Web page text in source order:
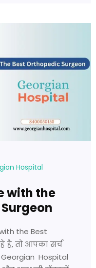
Hospital
with the
the Best
हैं, तो आपका सर्च
Georgian Hospital